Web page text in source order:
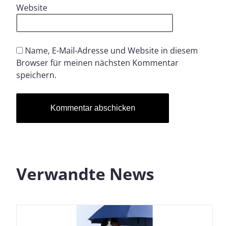
Website
Name, E-Mail-Adresse und Website in diesem
Browser für meinen nächsten Kommentar
speichern.
Verwandte News